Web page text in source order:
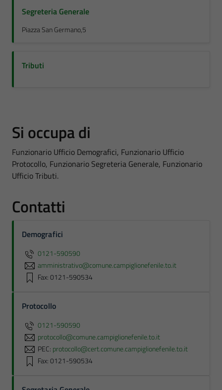
Segreteria Generale
Piazza San Germano,5
Tributi
Si occupa di
Funzionario Ufficio Demografici, Funzionario Ufficio
Protocollo, Funzionario Segreteria Generale, Funzionario
Ufficio Tributi.
Contatti
Demografici
0121-590590
amministrativo@comune.campiglionefenile.to.it
Fax: 0121-590534
Protocollo
0121-590590
protocollo@comune.campiglionefenile.to.it
PEC: protocollo@cert.comune.campiglionefenile.to.it
Fax: 0121-590534